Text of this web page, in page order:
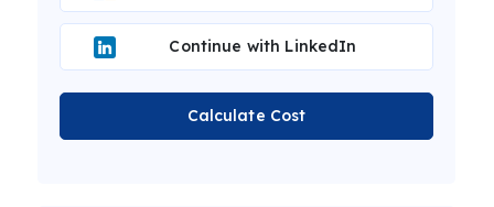
Continue with LinkedIn
Calculate Cost